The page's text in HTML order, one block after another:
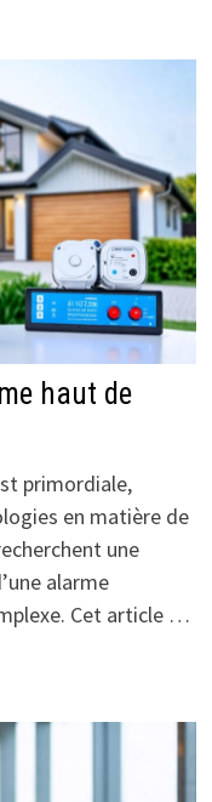
haut de
primordiale,
en matière de
une
alarme
Cet article …